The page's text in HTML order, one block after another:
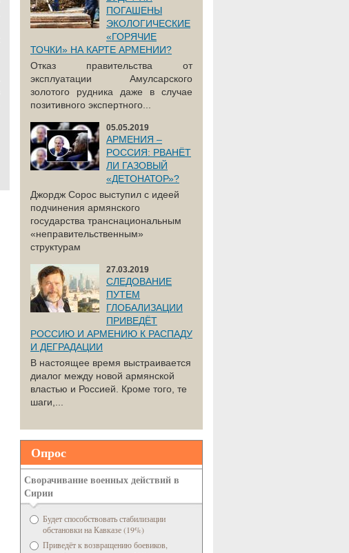
ПОГАШЕНЫ
ЭКОЛОГИЧЕСКИЕ
«ГОРЯЧИЕ
ТОЧКИ» НА КАРТЕ АРМЕНИИ?
Отказ правительства от
эксплуатации Амулсарского
золотого рудника даже в случае
позитивного экспертного...
05.05.2019
АРМЕНИЯ –
РОССИЯ: РВАНЁТ
ЛИ ГАЗОВЫЙ
«ДЕТОНАТОР»?
Джордж Сорос выступил с идеей
подчинения армянского
государства транснациональным
«неправительственным»
структурам
27.03.2019
СЛЕДОВАНИЕ
ПУТЕМ
ГЛОБАЛИЗАЦИИ
ПРИВЕДЁТ
РОССИЮ И АРМЕНИЮ К РАСПАДУ
И ДЕГРАДАЦИИ
В настоящее время выстраивается
диалог между новой армянской
властью и Россией. Кроме того, те
шаги,...
Опрос
Сворачивание военных действий в
Сирии
Будет способствовать стабилизации
обстановки на Кавказе (19%)
Приведёт к возвращению боевиков,